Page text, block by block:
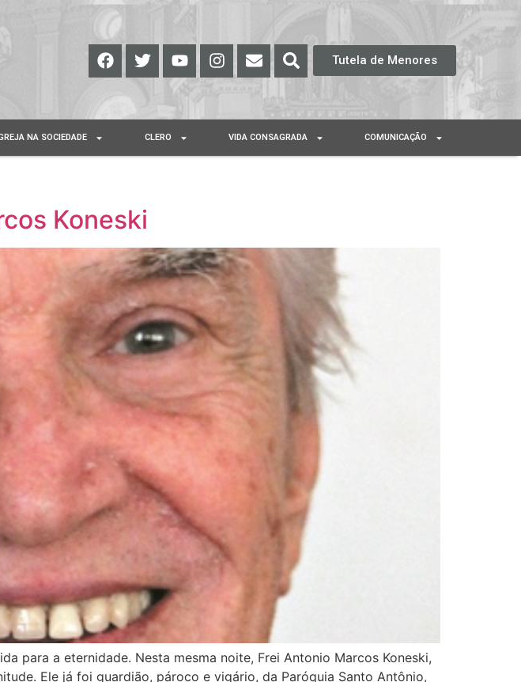
Tutela de Menores
NA SOCIEDADE CLERO VIDA CONSAGRADA COMUNICAÇÃO
Koneski
para a eternidade. Nesta mesma noite, Frei Antonio Marcos Koneski,
Ele já foi guardião, pároco e vigário, da Paróquia Santo Antônio,